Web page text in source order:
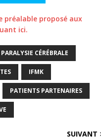
préalable proposé aux
ici.
CÉRÉBRALE
IFMK
PATIENTS PARTENAIRES
SUIVANT